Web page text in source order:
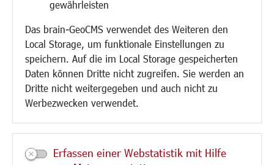
gewährleisten
Das brain-GeoCMS verwendet des Weiteren den
Local Storage, um funktionale Einstellungen zu
speichern. Auf die im Local Storage gespeicherten
Daten können Dritte nicht zugreifen. Sie werden an
Dritte nicht weitergegeben und auch nicht zu
Werbezwecken verwendet.
Erfassen einer Webstatistik mit Hilfe
Verkehr/Mobilität
Glasfaserausbau
Aktuelle Baustellen
Paddelteich
CINDY S
Kultur/Freizeit/Tourismus
Veranstaltungen
Neue Stadthalle Langen